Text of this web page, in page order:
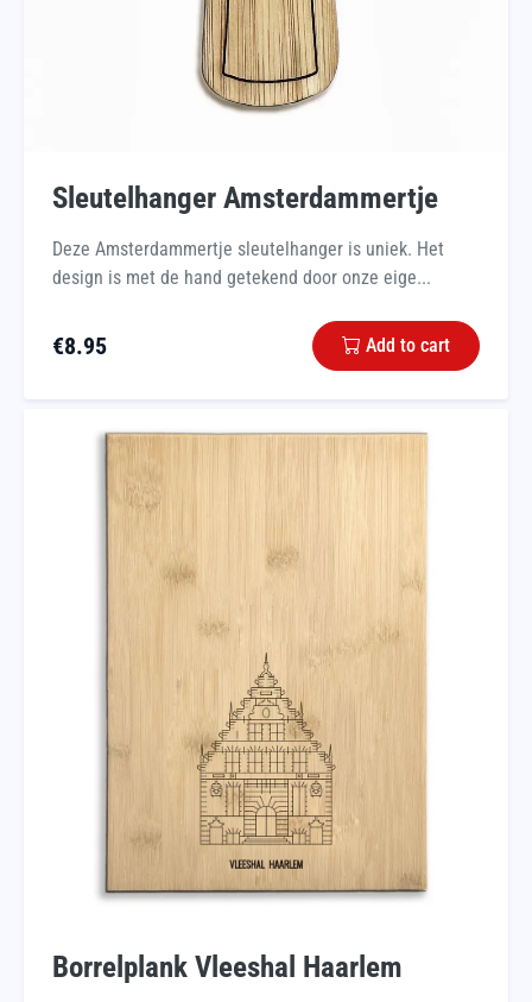
Sleutelhanger Amsterdammertje
Deze Amsterdammertje sleutelhanger is uniek. Het
design is met de hand getekend door onze eige...
€8.95 Add to cart
Borrelplank Vleeshal Haarlem